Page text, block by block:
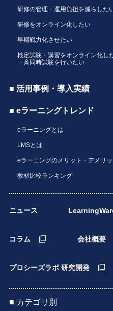
研修の管理・運用負担を減らした
研修をオンライン化したい
早期戦力化させたい
検定試験・講習をオンライン化し
一斉同時試験を行いたい
■ 活用事例・導入実績
■ eラーニングトレンド
eラーニングとは
LMSとは
eラーニングのメリット・デメリッ
教材比較ランキング
ニュース
コラム 会社概要
プロシーズラボ 研究開発
■ カテゴリ別